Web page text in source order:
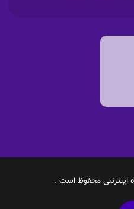
اینترنتی محفوظ است .